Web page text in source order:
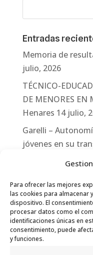
Para ofrecer las mejores
las cookies para almacenar
dispositivo. El
procesar datos como el
identificaciones únicas en
consentimiento, puede
y funciones.
Entradas
Memoria de
julio, 2026
TÉCNICO-
DE MENORES EN
Henares 14 julio,
Garelli –
jóvenes en su
Garelli-Refugio:
marco del
Internacional 10